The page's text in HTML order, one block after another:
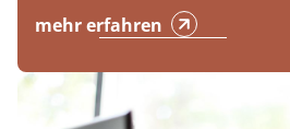
mehr erfahren